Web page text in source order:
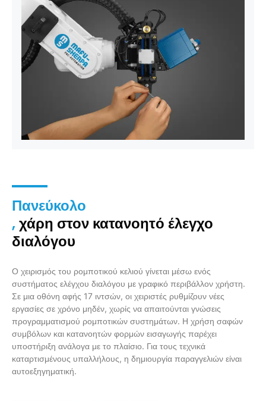
Πανεύκολο
,χάρη στον κατανοητό έλεγχο
διαλόγου
Ο χειρισμός του ρομποτικού κελιού γίνεται μέσω ενός
συστήματος ελέγχου διαλόγου με γραφικό περιβάλλον χρήστη.
Σε μια οθόνη αφής 17 ιντσών, οι χειριστές ρυθμίζουν νέες
εργασίες σε χρόνο μηδέν, χωρίς να απαιτούνται γνώσεις
προγραμματισμού ρομποτικών συστημάτων. Η χρήση σαφών
συμβόλων και κατανοητών φορμών εισαγωγής παρέχει
υποστήριξη ανάλογα με το πλαίσιο. Για τους τεχνικά
καταρτισμένους υπαλλήλους, η δημιουργία παραγγελιών είναι
αυτοεξηγηματική.